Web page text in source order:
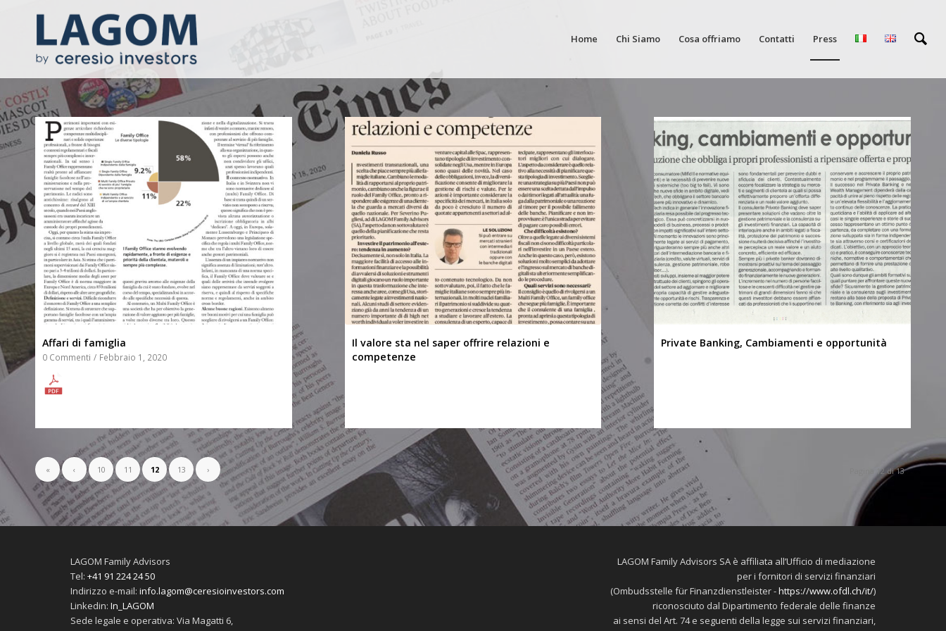
Home Chi Siamo Cosa offriamo Contatti Press
Affari di famiglia
0 Commenti / Febbraio 1, 2020
Il valore sta nel saper offrire relazioni e
competenze
Private Banking, Cambiamenti e opportunità
Pagina 12 di 13
« ‹ 10 11 12 13 ›
LAGOM Family Advisors
Tel: +41 91 224 24 50
Indirizzo e-mail: info.lagom@ceresioinvestors.com
Linkedin: In_LAGOM
Sede legale e operativa: Via Magatti 6,
LAGOM Family Advisors SA è affiliata all’Ufficio di mediazione
per i fornitori di servizi finanziari
(Ombudsstelle für Finanzdienstleister -https://www.ofdl.ch/it/)
riconosciuto dal Dipartimento federale delle finanze
ai sensi del Art. 74 e seguenti della legge sui servizi finanziari,